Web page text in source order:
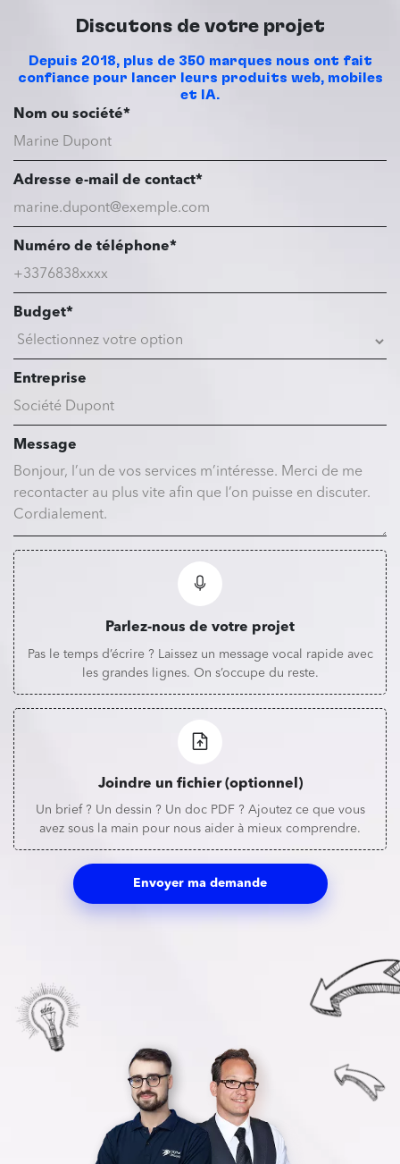
Discutons de votre projet
Depuis 2018, plus de 350 marques nous ont fait
confiance pour lancer leurs produits web, mobiles
et IA.
Nom ou société*
Adresse e-mail de contact*
Numéro de téléphone*
Budget*
Entreprise
Message
Parlez-nous de votre projet
Pas le temps d’écrire ? Laissez un message vocal rapide avec
les grandes lignes. On s’occupe du reste.
Joindre un fichier (optionnel)
Un brief ? Un dessin ? Un doc PDF ? Ajoutez ce que vous
avez sous la main pour nous aider à mieux comprendre.
Envoyer ma demande